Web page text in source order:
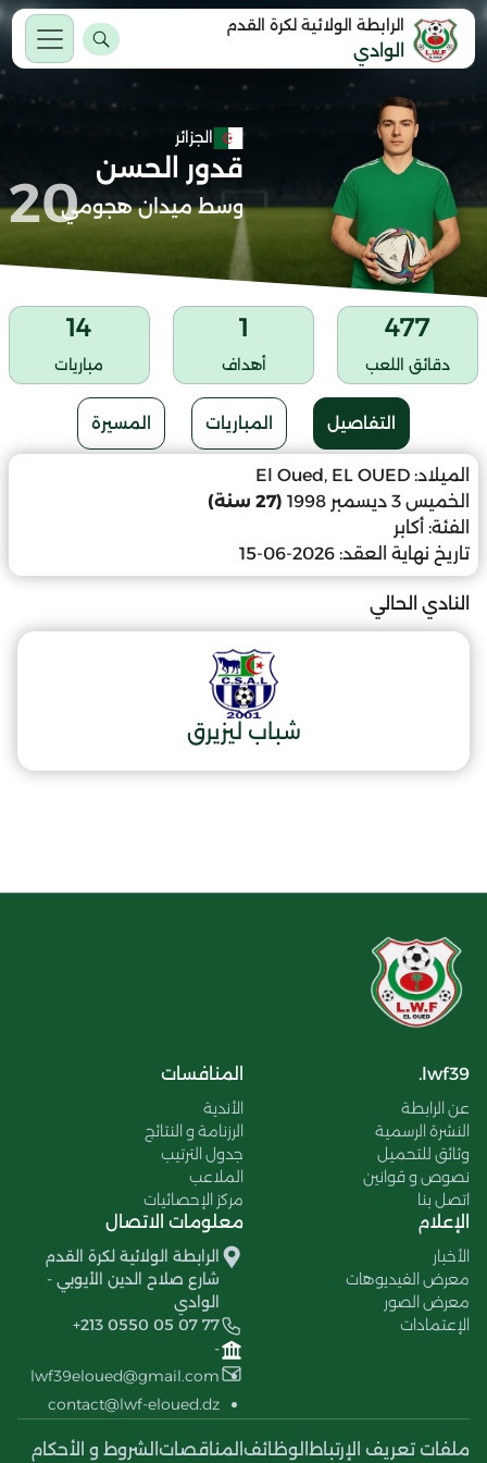
الرابطة الولائية لكرة القدم
الوادي
الجزائر
قدور الحسن
وسط ميدان هجومي20
477
دقائق اللعب
1
أهداف
14
مباريات
التفاصيل المباريات المسيرة
الميلاد: El Oued, EL OUED
الخميس 3 ديسمبر 1998
(27 سنة)
الفئة: أكابر
تاريخ نهاية العقد: 2026-06-15
النادي الحالي
شباب ليزيرق
lwf39.
عن الرابطة
النشرة الرسمية
وثائق للتحميل
نصوص و قوانين
اتصل بنا
المنافسات
الأندية
الرزنامة و النتائج
جدول الترتيب
الملاعب
مركز الإحصائيات
الإعلام
الأخبار
معرض الفيديوهات
معرض الصور
الإعتمادات
معلومات الاتصال
الرابطة الولائية لكرة القدم
شارع صلاح الدين الأيوبي -
الوادي
+213 0550 05 07 77
-
lwf39eloued@gmail.com
contact@lwf-eloued.dz
ملفات تعريف الإرتباط الوظائف المناقصات الشروط و الأحكام